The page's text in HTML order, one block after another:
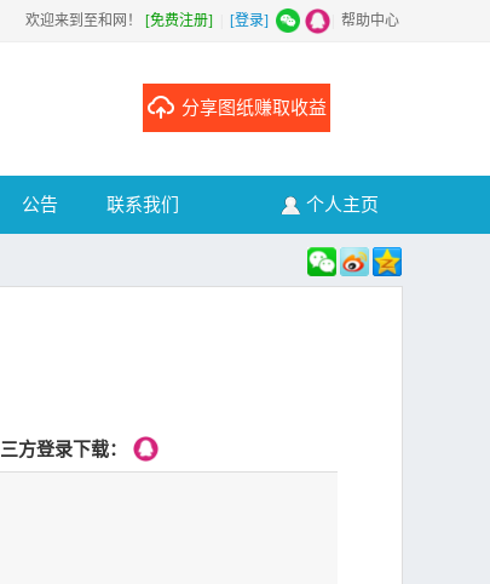
欢迎来到至和网！ [免费注册] [登录] 帮助中心
分享图纸赚取收益
公告 联系我们 个人主页
三方登录下载：